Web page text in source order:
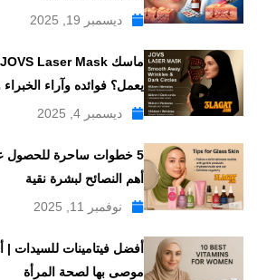
ديسمبر 19, 2025
يعمل؟ فوائده وآراء
ديسمبر 4, 2025
5 خطوات ساحرة للحصول
أهم النصائح لبشرة نقية
نوفمبر 11, 2025
موصى بها لصحة المرأة